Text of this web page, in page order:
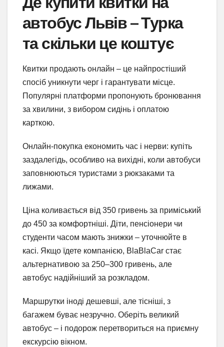
автобус Львів – Турка
та скільки це коштує
Квитки продають онлайн – це найпростіший
спосіб уникнути черг і гарантувати місце.
Популярні платформи пропонують бронювання
за хвилини, з вибором сидінь і оплатою
карткою.
Онлайн-покупка економить час і нерви: купіть
заздалегідь, особливо на вихідні, коли автобуси
заповнюються туристами з рюкзаками та
лижами.
Ціна коливається від 350 гривень за приміський
до 450 за комфортніші. Діти, пенсіонери чи
студенти часом мають знижки – уточнюйте в
касі. Якщо їдете компанією, BlaBlaCar стає
альтернативою за 250–300 гривень, але
автобус надійніший за розкладом.
Маршрутки іноді дешевші, але тісніші, з
багажем буває незручно. Оберіть великий
автобус – і подорож перетвориться на приємну
екскурсію вікном.